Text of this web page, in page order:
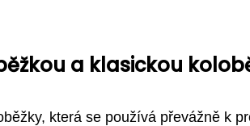
a klasickou
která se používá převážně k